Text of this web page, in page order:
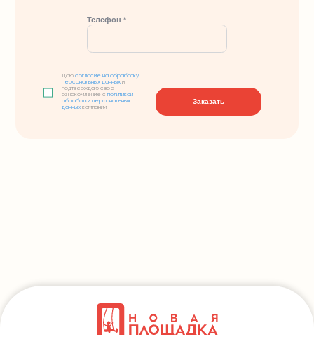
Телефон *
Даюсогласие на обработку
персональных данных и
подтверждаю свое
ознакомление сполитикой
обработки персональных
данных компании
Заказать